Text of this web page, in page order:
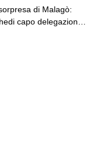
e in attacco si
Per Suzuki
di Malagò:
capo delegazione